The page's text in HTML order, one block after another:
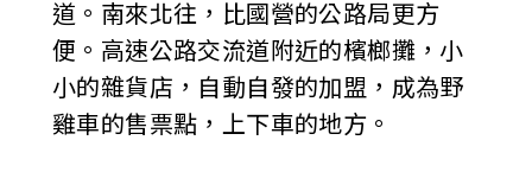
道。南來北往，比國營的公路局更方
便。高速公路交流道附近的檳榔攤，小
小的雜貨店，自動自發的加盟，成為野
雞車的售票點，上下車的地方。